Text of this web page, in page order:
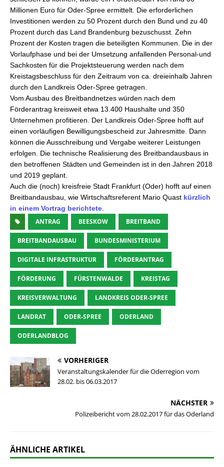
Millionen Euro für Oder-Spree ermittelt. Die erforderlichen
Investitionen werden zu 50 Prozent durch den Bund und zu 40
Prozent durch das Land Brandenburg bezuschusst. Zehn
Prozent der Kosten tragen die beteiligten Kommunen. Die in der
Vorlaufphase und bei der Umsetzung anfallenden Personal-und
Sachkosten für die Projektsteuerung werden nach dem
Kreistagsbeschluss für den Zeitraum von ca. dreieinhalb Jahren
durch den Landkreis Oder-Spree getragen.
Vom Ausbau des Breitbandnetzes würden nach dem
Förderantrag kreisweit etwa 13.400 Haushalte und 350
Unternehmen profitieren. Der Landkreis Oder-Spree hofft auf
einen vorläufigen Bewilligungsbescheid zur Jahresmitte. Dann
können die Ausschreibung und Vergabe weiterer Leistungen
erfolgen. Die technische Realisierung des Breitbandausbaus in
den betroffenen Städten und Gemeinden ist in den Jahren 2018
und 2019 geplant.
Auch die (noch) kreisfreie Stadt Frankfurt (Oder) hofft auf einen
Breitbandausbau, wie Wirtschaftsreferent Mario Quast kürzlich
in einem Vortrag berichtete
ANTRAG BEESKOW BREITBAND
BREITBANDAUSBAU BUNDESMINISTERIUM
DIGITALE INFRASTRUKTUR FÖRDERANTRAG
FÖRDERUNG FÜRSTENWALDE KREISTAG
KREISVERWALTUNG LANDKREIS ODER-SPREE
LANDRAT ODER-SPREE ODERLAND
ODERLANDBLOG
VORHERIGER
Veranstaltungskalender für die Oderregion vom
28.02. bis 06.03.2017
NÄCHSTER
Polizeibericht vom 28.02.2017 für das Oderland
ÄHNLICHE ARTIKEL